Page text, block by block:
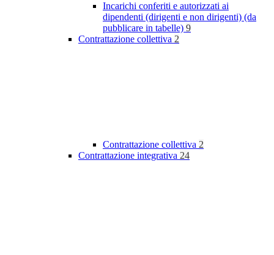
Incarichi conferiti e autorizzati ai
dipendenti (dirigenti e non dirigenti) (da
pubblicare in tabelle) 9
Contrattazione collettiva 2
Contrattazione collettiva 2
Contrattazione integrativa 24